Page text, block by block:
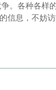
。各种各样
信息，不妨